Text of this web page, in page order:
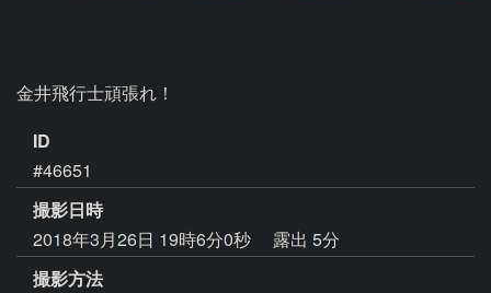
金井飛行士頑張れ！
ID
#46651
撮影日時
2018年3月26日 19時6分0秒
露出 5分
撮影方法